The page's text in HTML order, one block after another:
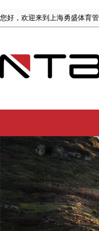
您好，欢迎来到上海勇盛体育